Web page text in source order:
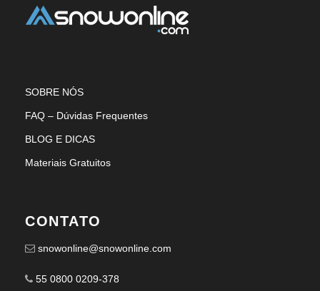
SOBRE NÓS
FAQ – Dúvidas Frequentes
BLOG E DICAS
Materiais Gratuitos
CONTATO
snowonline@snowonline.com
55 0800 0209-378